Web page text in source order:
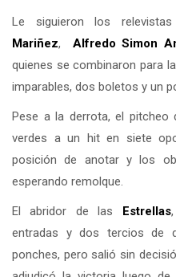
Le siguieron los relevistas
Mariñez, Alfredo Simon
quienes se combinaron para
imparables, dos boletos y un
Pese a la derrota, el
verdes a un hit en siete
posición de anotar y los
esperando remolque.
El abridor de las Estrellas
entradas y dos tercios de
ponches, pero salió sin